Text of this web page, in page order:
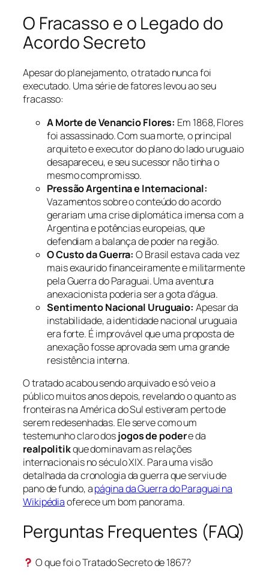
O Fracasso e o Legado do
Acordo Secreto
Apesar do planejamento, o tratado nunca foi
executado. Uma série de fatores levou ao seu
fracasso:
A Morte de Venancio Flores: Em 1868, Flores
foi assassinado. Com sua morte, o principal
arquiteto e executor do plano do lado uruguaio
desapareceu, e seu sucessor não tinha o
mesmo compromisso.
Pressão Argentina e Internacional:
Vazamentos sobre o conteúdo do acordo
gerariam uma crise diplomática imensa com a
Argentina e potências europeias, que
defendiam a balança de poder na região.
O Custo da Guerra: O Brasil estava cada vez
mais exaurido financeiramente e militarmente
pela Guerra do Paraguai. Uma aventura
anexacionista poderia ser a gota d’água.
Sentimento Nacional Uruguaio: Apesar da
instabilidade, a identidade nacional uruguaia
era forte. É improvável que uma proposta de
anexação fosse aprovada sem uma grande
resistência interna.
O tratado acabou sendo arquivado e só veio a
público muitos anos depois, revelando o quanto as
fronteiras na América do Sul estiveram perto de
serem redesenhadas. Ele serve como um
testemunho claro dosjogos de podere da
realpolitikque dominavam as relações
internacionais no século XIX. Para uma visão
detalhada da cronologia da guerra que serviu de
pano de fundo, apágina da Guerra do Paraguai na
Wikipédiaoferece um bom panorama.
Perguntas Frequentes (FAQ)
O que foi o Tratado Secreto de 1867?